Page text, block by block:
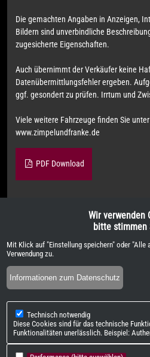
Wir verwenden
bitte stimmen
Mit Klick auf "Einstellung speichern" oder "Alle
Verwendung zu.
Informationen zum Datenschutz
Technisch notwendig
Diese Cookies sind für das technische
Funktionalitäten unerlässlich. Beispiel:
Die gemachten Angaben in Anzeigen,
Bildern sind unverbindliche
zugesicherte Eigenschaften.
Auch übernimmt der Verkäufer keine
Datenübermittlungsfehler ergeben.
ggf. gesondert zu prüfen. Irrtum und
Viele weitere Fahrzeuge finden Sie unter
www.zimpelundfranke.de
PDF Download
Weitere Informationen zum
Stromverbrauch neuer PKW können
Kraftstoffverbrauch, die offiziellen
den offiziellen Stromverbrauch neuer
GmbH" unentgeltlich erhältlich ist unter
QR-Code